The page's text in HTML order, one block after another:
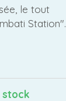
le tout
Station".
stock